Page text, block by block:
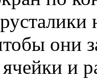
они
и